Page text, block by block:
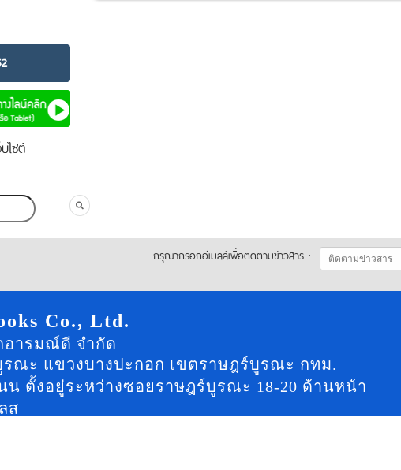
ไซต์
กรุณากรอกอีเมลล์เพื่อติดตามข่าวสาร :
Co., Ltd.
อารมณ์ดี จำกัด
รณะ แขวงบางปะกอก เขตราษฎร์บูรณะ กทม.
น ตั้งอยู่ระหว่างซอยราษฎร์บูรณะ 18-20 ด้านหน้า
ส